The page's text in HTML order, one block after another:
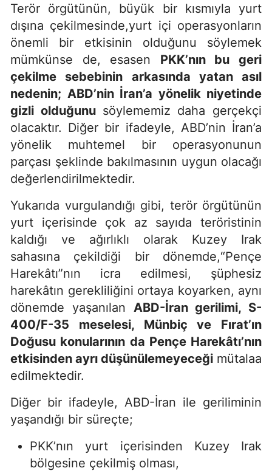
Terör örgütünün, büyük bir kısmıyla yurt
dışına çekilmesinde,yurt içi operasyonların
önemli bir etkisinin olduğunu söylemek
mümkünse de, esasen PKK’nın bu geri
çekilme sebebinin arkasında yatan asıl
nedenin; ABD’nin İran’a yönelik niyetinde
gizli olduğunu söylememiz daha gerçekçi
olacaktır. Diğer bir ifadeyle, ABD’nin İran’a
yönelik muhtemel bir operasyonunun
parçası şeklinde bakılmasının uygun olacağı
değerlendirilmektedir.
Yukarıda vurgulandığı gibi, terör örgütünün
yurt içerisinde çok az sayıda teröristinin
kaldığı ve ağırlıklı olarak Kuzey Irak
sahasına çekildiği bir dönemde,“Pençe
Harekâtı”nın icra edilmesi, şüphesiz
harekâtın gerekliliğini ortaya koyarken, aynı
dönemde yaşanılan ABD-İran gerilimi, S-
400/F-35 meselesi, Münbiç ve Fırat’ın
Doğusu konularının da Pençe Harekâtı’nın
etkisinden ayrı düşünülemeyeceği mütalaa
edilmektedir.
Diğer bir ifadeyle, ABD-İran ile geriliminin
yaşandığı bir süreçte;
PKK’nın yurt içerisinden Kuzey Irak
bölgesine çekilmiş olması,